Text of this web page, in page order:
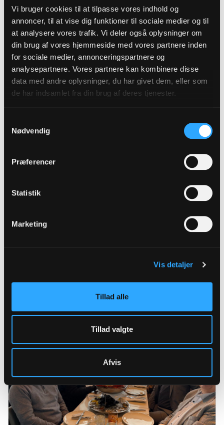
Vi bruger cookies til at tilpasse vores indhold og
annoncer, til at vise dig funktioner til sociale medier og til
at analysere vores trafik. Vi deler også oplysninger om
din brug af vores hjemmeside med vores partnere inden
for sociale medier, annonceringspartnere og
analysepartnere. Vores partnere kan kombinere disse
data med andre oplysninger, du har givet dem, eller som
de har indsamlet fra din brug af deres tjenester.
Nødvendig
Præferencer
Statistik
Marketing
Vis detaljer
Tillad alle
Tillad valgte
Afvis
Den danske præst Kirstine Rasmussen og biskop
Mads Davidsen foran det berømte CN tower i Toronto